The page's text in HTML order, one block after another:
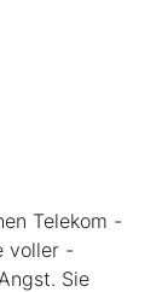
Telekom
voller
Sie